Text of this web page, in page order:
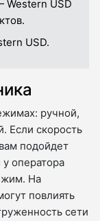
Western USD
USD.
ручной,
Если скорость
подойдет
у оператора
На
повлиять
сети